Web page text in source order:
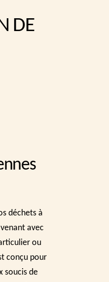
DE
déchets à
avec
ou
conçu pour
soucis de